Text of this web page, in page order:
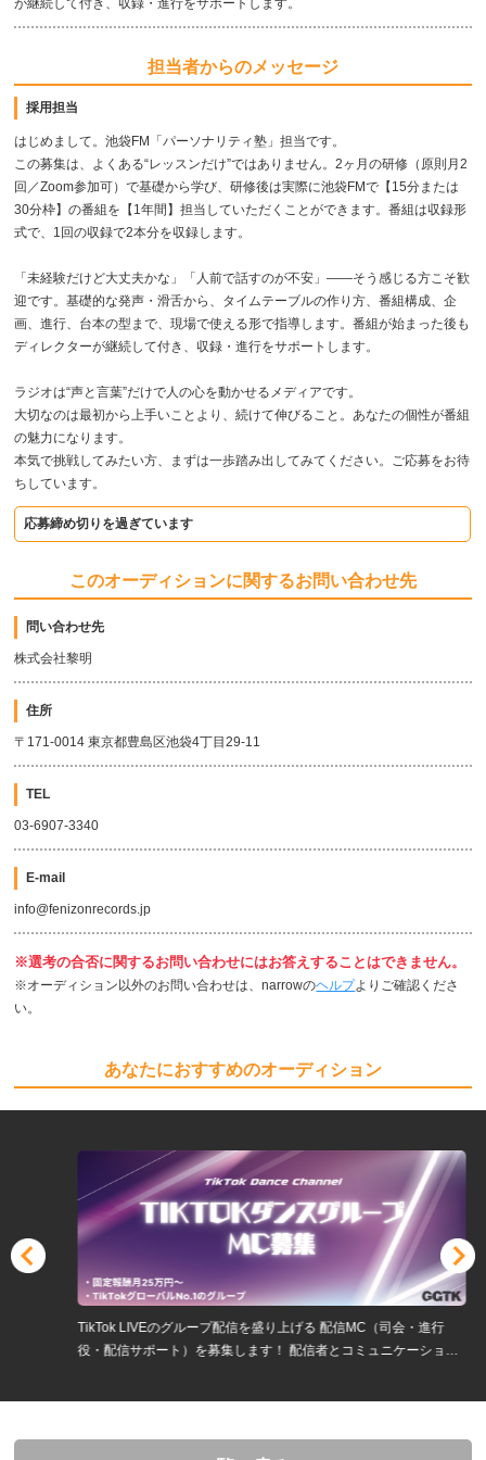
が継続して付き、収録・進行をサポートします。
担当者からのメッセージ
採用担当
はじめまして。池袋FM「パーソナリティ塾」担当です。
この募集は、よくある“レッスンだけ”ではありません。2ヶ月の研修（原則月2
回／Zoom参加可）で基礎から学び、研修後は実際に池袋FMで【15分または
30分枠】の番組を【1年間】担当していただくことができます。番組は収録形
式で、1回の収録で2本分を収録します。
「未経験だけど大丈夫かな」「人前で話すのが不安」——そう感じる方こそ歓
迎です。基礎的な発声・滑舌から、タイムテーブルの作り方、番組構成、企
画、進行、台本の型まで、現場で使える形で指導します。番組が始まった後も
ディレクターが継続して付き、収録・進行をサポートします。
ラジオは“声と言葉”だけで人の心を動かせるメディアです。
大切なのは最初から上手いことより、続けて伸びること。あなたの個性が番組
の魅力になります。
本気で挑戦してみたい方、まずは一歩踏み出してみてください。ご応募をお待
ちしています。
応募締め切りを過ぎています
このオーディションに関するお問い合わせ先
問い合わせ先
株式会社黎明
住所
〒171-0014 東京都豊島区池袋4丁目29-11
TEL
03-6907-3340
E-mail
info@fenizonrecords.jp
※選考の合否に関するお問い合わせにはお答えすることはできません。
※オーディション以外のお問い合わせは、narrowのヘルプよりご確認くださ
い。
あなたにおすすめのオーディション
TikTok LIVEのグループ配信を盛り上げる 配信MC（司会・進行
役・配信サポート）を募集します！ 配信者とコミュニケーション